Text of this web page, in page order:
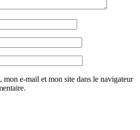
mon e-mail et mon site dans le navigateur